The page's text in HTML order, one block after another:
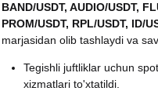
BAND/USDT, AUDIO/USDT,
PROM/USDT, RPL/USDT, ID/
marjasidan olib tashlaydi va
Tegishli juftliklar uchun
xizmatlari to'xtatildi.